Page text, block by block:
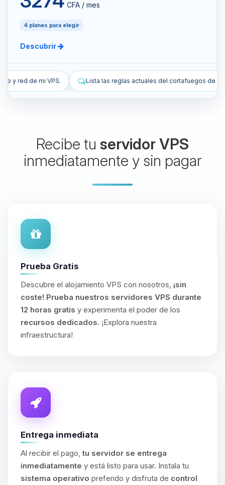
CFA / mes
4 planes para elegir
Descubrir
las reglas actuales del cortafuegos de mi VPS. Añade una regla
Recibe tu servidor VPS
inmediatamente y sin pagar
Prueba Gratis
Descubre el alojamiento VPS con nosotros, ¡sin
coste! Prueba nuestros servidores VPS durante
12 horas gratis y experimenta el poder de los
recursos dedicados. ¡Explora nuestra
infraestructura!
Entrega inmediata
Al recibir el pago,tu servidor se entrega
inmediatamente y está listo para usar. Instala tu
sistema operativo preferido y disfruta de control